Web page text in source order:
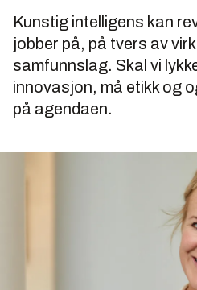
Kunstig intelligens kan
jobber på, på tvers av
samfunnslag. Skal vi
innovasjon, må etikk og
på agendaen.